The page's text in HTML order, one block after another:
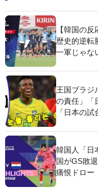
【韓国の
歴史的逆転
一軍じゃな
王国ブラジ
の責任」「
「日本の
韓国人「日
国がGS敗
痛恨ドロー